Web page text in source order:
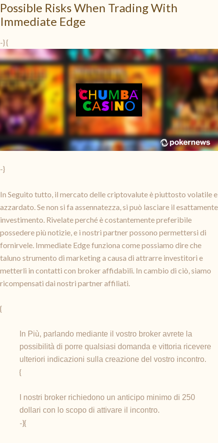
Possible Risks When Trading With
Immediate Edge
-} {
-}
In Seguito tutto, il mercato delle criptovalute è piuttosto volatile e
azzardato. Se non si fa assennatezza, si può lasciare il esattamente
investimento. Rivelate perché è costantemente preferibile
possedere più notizie, e i nostri partner possono permettersi di
fornirvele. Immediate Edge funziona come possiamo dire che
taluno strumento di marketing a causa di attrarre investitori e
metterli in contatti con broker affidabili. In cambio di ciò, siamo
ricompensati dai nostri partner affiliati.
{
In Più, parlando mediante il vostro broker avrete la
possibilità di porre qualsiasi domanda e vittoria ricevere
ulteriori indicazioni sulla creazione del vostro incontro.
{
I nostri broker richiedono un anticipo minimo di 250
dollari con lo scopo di attivare il incontro.
-}{